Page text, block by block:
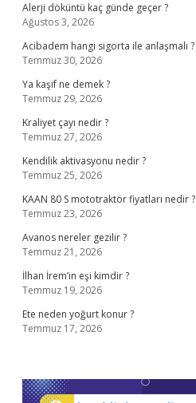
Alerji döküntü kaç günde geçer ?
Ağustos 3, 2026
Acibadem hangi sigorta ile anlaşmalı ?
Temmuz 30, 2026
Ya kaşif ne demek ?
Temmuz 29, 2026
Kraliyet çayı nedir ?
Temmuz 27, 2026
Kendilik aktivasyonu nedir ?
Temmuz 25, 2026
KAAN 80 S mototraktör fiyatları nedir ?
Temmuz 23, 2026
Avanos nereler gezilir ?
Temmuz 21, 2026
İlhan İrem’in eşi kimdir ?
Temmuz 19, 2026
Ete neden yoğurt konur ?
Temmuz 17, 2026